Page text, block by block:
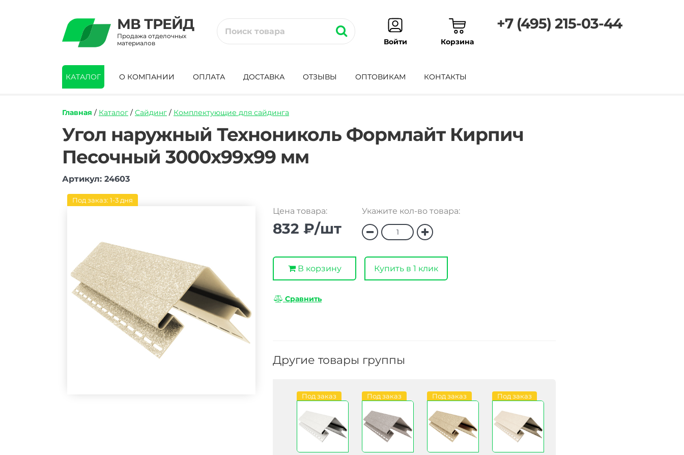
МВ ТРЕЙД
Продажа отделочных
материалов
Войти Корзина
+7 (495) 215-03-44
КАТАЛОГ О КОМПАНИИ ОПЛАТА ДОСТАВКА ОТЗЫВЫ ОПТОВИКАМ КОНТАКТЫ
Главная / Каталог / Сайдинг / Комплектующие для сайдинга
https://mvtrade.ru/images/id/normal/ugol-
naruzhnyj-
formlajt-
kirpich-
pesochnyj-
3000-
mm.jpg
Угол наружный Технониколь Формлайт Кирпич
Песочный 3000х99х99 мм
Артикул: 24603
Под заказ: 1-3 дня
Цена товара:
832 ₽/шт
Укажите кол-во товара:
В корзину Купить в 1 клик
Сравнить
Другие товары группы
Под заказ Под заказ Под заказ Под заказ